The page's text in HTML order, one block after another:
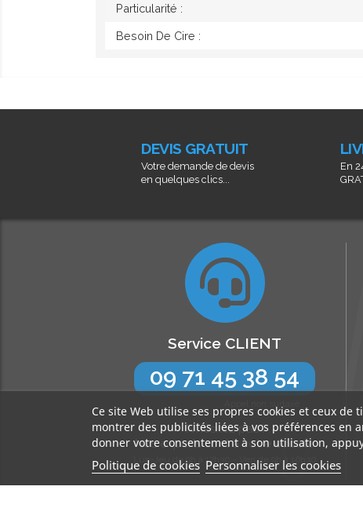
Particularité :
Besoin De Cire :
DEVIS GRATUIT
Votre demande de devis
en quelques clics...
En
Service CLIENT
09 71 45 38 54
N’hésitez pas !
Nos experts sont à votre écoute
Lun-Jeu de 9h à 17h30 - Ven de 9h à 16h30
Ce site Web utilise ses propres cookies et ceux de
montrer des publicités liées à vos préférences en
donner votre consentement à son utilisation,
Politique de cookies Personnaliser les cookies